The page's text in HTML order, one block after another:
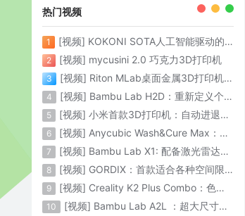
热门视频
1 [视频] KOKONI SOTA人工智能驱动的3D打印革命 倒立打印600mm/s
2 [视频] mycusini 2.0 巧克力3D打印机
3 [视频] Riton MLab桌面金属3D打印机：体积小性能强大
4 [视频] Bambu Lab H2D：重新定义个人智造
5 [视频] 小米首款3D打印机：自动进退料、AI云切片、人脸拍照建模 3D玩家兴趣首选
6 [视频] Anycubic Wash&Cure Max：清洗+后固化二合一设备
7 [视频] Bambu Lab X1: 配备激光雷达和人工智能的CoreXY彩色3D打印机
8 [视频] GORDIX：首款适合各种空间限制的3合1便携式数控机床
9 [视频] Creality K2 Plus Combo：色彩与尺寸的史诗级飞跃
10 [视频] Bambu Lab A2L ：超大尺寸家用打印机 告别拆件 轻松一体成型